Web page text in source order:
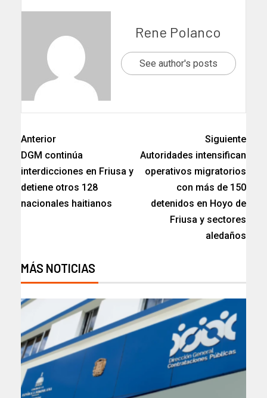
Rene Polanco
See author's posts
Anterior
DGM continúa
interdicciones en Friusa y
detiene otros 128
nacionales haitianos
Siguiente
Autoridades intensifican
operativos migratorios
con más de 150
detenidos en Hoyo de
Friusa y sectores
aledaños
MÁS NOTICIAS